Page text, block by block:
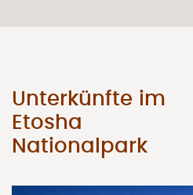
Unterkünfte im
Etosha
Nationalpark